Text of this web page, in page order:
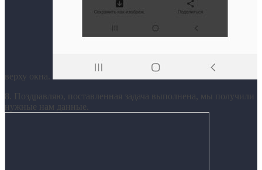
верху окна.
8. Поздравляю, поставленная задача выполнена, мы получили
нужные нам данные.